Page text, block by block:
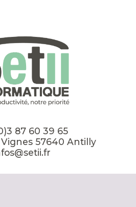
87 60 39 65
57640 Antilly